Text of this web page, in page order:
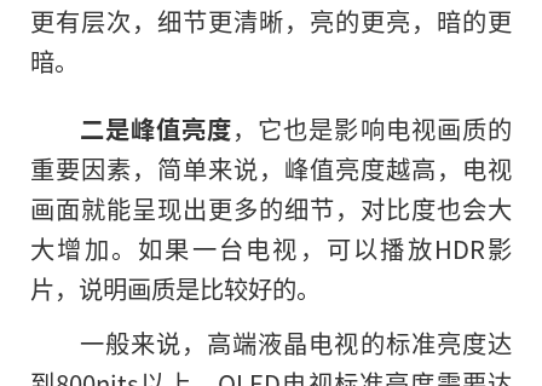
更有层次，细节更清晰，亮的更亮，暗的更
暗。
二是峰值亮度，它也是影响电视画质的
重要因素，简单来说，峰值亮度越高，电视
画面就能呈现出更多的细节，对比度也会大
大增加。如果一台电视，可以播放HDR影
片，说明画质是比较好的。
一般来说，高端液晶电视的标准亮度达